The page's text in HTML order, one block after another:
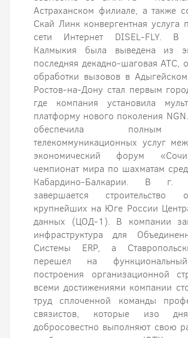
Астраханском филиале, а также
Скай Линк конвергентная услуга
сети Интернет DISEL-FLY. В
Калмыкия была выведена из
последняя декадно-шаговая АТС,
обработки вызовов в
Ростов-на-Дону стал первым
где компания установила
платформу нового поколения
обеспечила полным
телекоммуникационных услуг
экономический форум
чемпионат мира по шахматам
Кабардино-Балкарии. В г.
завершается
крупнейших на Юге России
данных (ЦОД-1). В компании
инфраструктура для
Системы ERP, а
перешел на
построения организационной
всеми достижениями компании
труд сплоченной команды
связистов, которые изо
добросовестно выполняют свою